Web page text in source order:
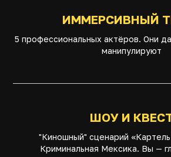
ИММЕРСИВНЫЙ
5 профессиональных актёров. Они
манипулируют
ШОУ И
"Киношный" сценарий
Криминальная Мексика. Вы —